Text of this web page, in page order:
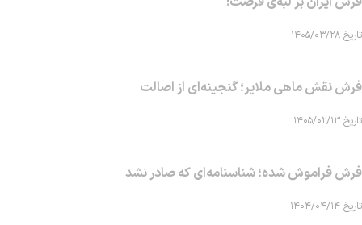
تاریخ ۱۴۰۵/۰۳/۲۸
فرش نقش ماهی‌ ملایر؛ گنجینه‌ای از اصالت
تاریخ ۱۴۰۵/۰۲/۱۳
فرش فراموش شده؛ شناسنامه‌ای که صادر نشد
تاریخ ۱۴۰۴/۰۴/۱۴